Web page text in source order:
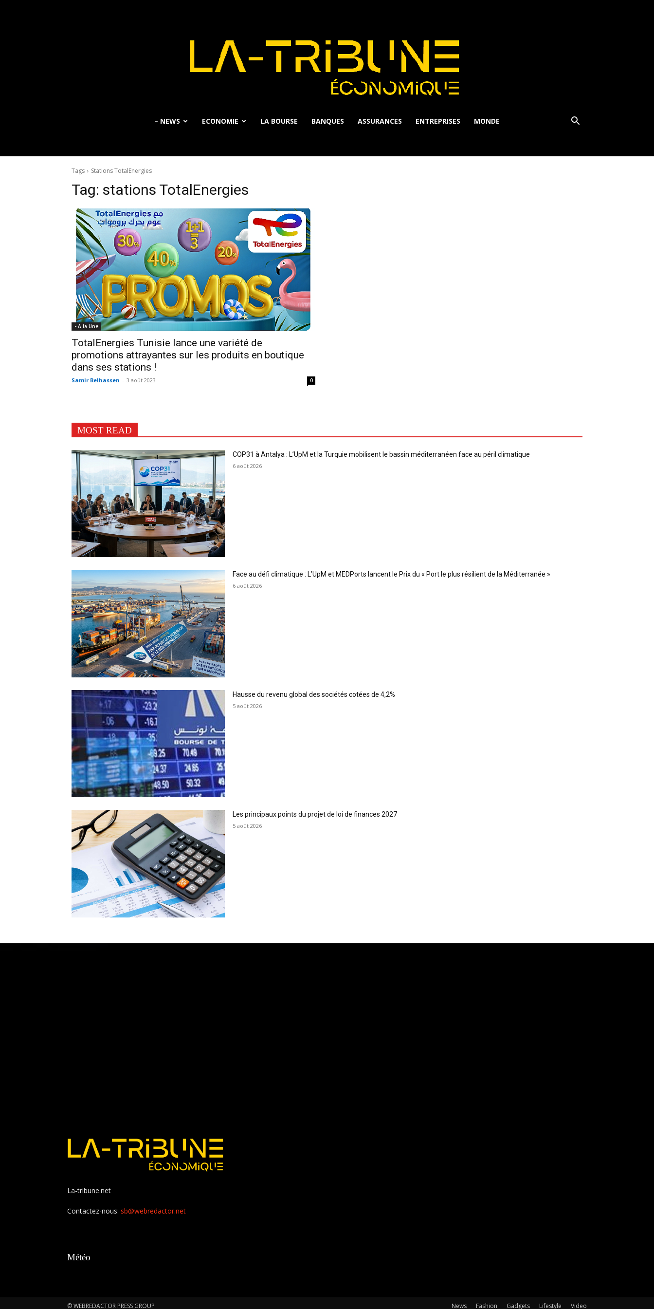
– NEWS ECONOMIE LA BOURSE BANQUES ASSURANCES ENTREPRISES MONDE
Tags Stations TotalEnergies
Tag: stations TotalEnergies
- A la Une
TotalEnergies Tunisie lance une variété de
promotions attrayantes sur les produits en boutique
dans ses stations !
Samir Belhassen - 3 août 2023 0
MOST READ
COP31 à Antalya : L’UpM et la Turquie mobilisent le bassin méditerranéen face au péril climatique
6 août 2026
Face au défi climatique : L’UpM et MEDPorts lancent le Prix du « Port le plus résilient de la Méditerranée »
6 août 2026
Hausse du revenu global des sociétés cotées de 4,2%
5 août 2026
Les principaux points du projet de loi de finances 2027
5 août 2026
La-tribune.net
Contactez-nous: sb@webredactor.net
Météo
News Fashion Gadgets Lifestyle Video
© WEBREDACTOR PRESS GROUP